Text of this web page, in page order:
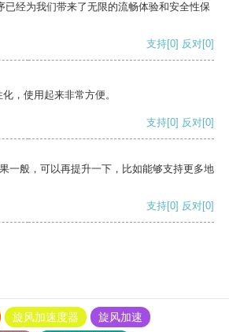
已经为我们带来了无限的流畅体验和安全性保
支持[0] 反对[0]
，使用起来非常方便。
支持[0] 反对[0]
一般，可以再提升一下，比如能够支持更多地
支持[0] 反对[0]
旋风加速度器
旋风加速